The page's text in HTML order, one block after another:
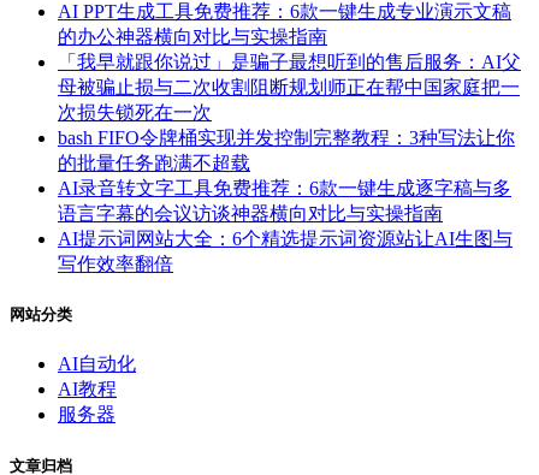
AI PPT生成工具免费推荐：6款一键生成专业演示文稿
的办公神器横向对比与实操指南
「我早就跟你说过」是骗子最想听到的售后服务：AI父
母被骗止损与二次收割阻断规划师正在帮中国家庭把一
次损失锁死在一次
bash FIFO令牌桶实现并发控制完整教程：3种写法让你
的批量任务跑满不超载
AI录音转文字工具免费推荐：6款一键生成逐字稿与多
语言字幕的会议访谈神器横向对比与实操指南
AI提示词网站大全：6个精选提示词资源站让AI生图与
写作效率翻倍
网站分类
AI自动化
AI教程
服务器
文章归档